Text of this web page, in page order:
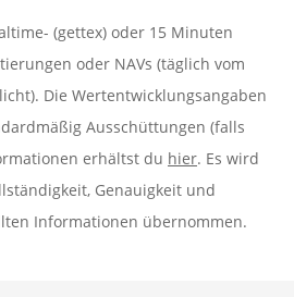
(gettex) oder 15 Minuten
oder NAVs (täglich vom
Die Wertentwicklungsangaben
Ausschüttungen (falls
erhältst du hier. Es wird
Genauigkeit und
Informationen übernommen.